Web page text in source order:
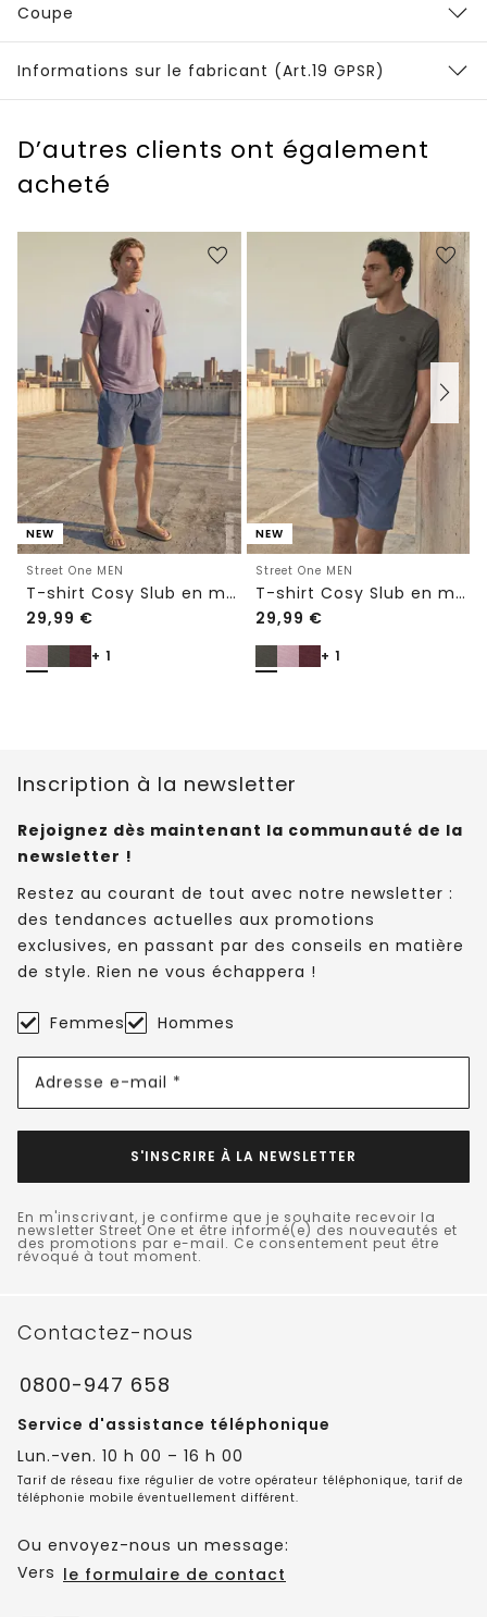
Coupe
Informations sur le fabricant (Art.19 GPSR)
D’autres clients ont également
acheté
NEW
Street One MEN
T-shirt Cosy Slub en maille texturée
29,99 €
+ 1
NEW
Street One MEN
T-shirt Cosy Slub en maille texturée
29,99 €
+ 1
Inscription à la newsletter
Rejoignez dès maintenant la communauté de la
newsletter !
Restez au courant de tout avec notre newsletter :
des tendances actuelles aux promotions
exclusives, en passant par des conseils en matière
de style. Rien ne vous échappera !
Femmes Hommes
Adresse e-mail *
S'INSCRIRE À LA NEWSLETTER
En m'inscrivant, je confirme que je souhaite recevoir la
newsletter Street One et être informé(e) des nouveautés et
des promotions par e-mail. Ce consentement peut être
révoqué à tout moment.
Contactez-nous
0800-947 658
Service d'assistance téléphonique
Lun.-ven. 10 h 00 – 16 h 00
Tarif de réseau fixe régulier de votre opérateur téléphonique, tarif de
téléphonie mobile éventuellement différent.
Ou envoyez-nous un message:
Vers le formulaire de contact